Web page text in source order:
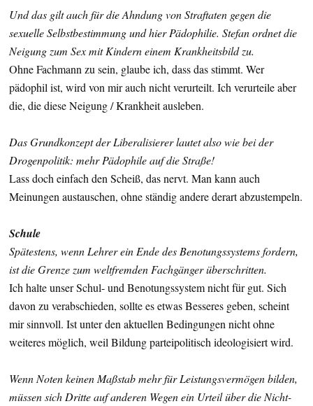
Und das gilt auch für die Ahndung von Straftaten gegen die
sexuelle Selbstbestimmung und hier Pädophilie. Stefan ordnet die
Neigung zum Sex mit Kindern einem Krankheitsbild zu.
Ohne Fachmann zu sein, glaube ich, dass das stimmt. Wer
pädophil ist, wird von mir auch nicht verurteilt. Ich verurteile aber
die, die diese Neigung / Krankheit ausleben.
Das Grundkonzept der Liberalisierer lautet also wie bei der
Drogenpolitik: mehr Pädophile auf die Straße!
Lass doch einfach den Scheiß, das nervt. Man kann auch
Meinungen austauschen, ohne ständig andere derart abzustempeln.
Schule
Spätestens, wenn Lehrer ein Ende des Benotungssystems fordern,
ist die Grenze zum weltfremden Fachgänger überschritten.
Ich halte unser Schul- und Benotungssystem nicht für gut. Sich
davon zu verabschieden, sollte es etwas Besseres geben, scheint
mir sinnvoll. Ist unter den aktuellen Bedingungen nicht ohne
weiteres möglich, weil Bildung parteipolitisch ideologisiert wird.
Wenn Noten keinen Maßstab mehr für Leistungsvermögen bilden,
müssen sich Dritte auf anderen Wegen ein Urteil über die Nicht-